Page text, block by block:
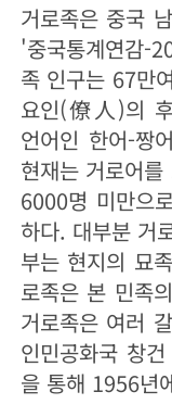
거로족은 중국
'중국통계연감-
족 인구는 67만
요인(僚人)의
언어인 한어-짱
현재는 거로어
6000명 미만으
하다. 대부분 거
부는 현지의 묘
로족은 본 민족
거로족은 여러
인민공화국 창
을 통해 1956년